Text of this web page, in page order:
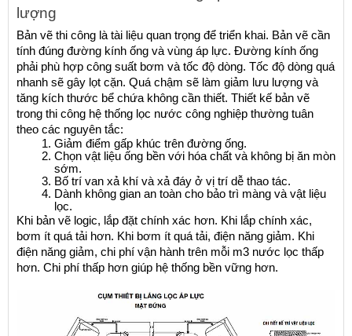
lượng
Bản vẽ thi công là tài liệu quan trọng để triển khai. Bản vẽ cần
tính đúng đường kính ống và vùng áp lực. Đường kính ống
phải phù hợp công suất bơm và tốc độ dòng. Tốc độ dòng quá
nhanh sẽ gây lọt cặn. Quá chậm sẽ làm giảm lưu lượng và
tăng kích thước bể chứa không cần thiết. Thiết kế bản vẽ
trong thi công hệ thống lọc nước công nghiệp thường tuân
theo các nguyên tắc:
Giảm điểm gấp khúc trên đường ống.
Chọn vật liệu ống bền với hóa chất và không bị ăn mòn
sớm.
Bố trí van xả khí và xả đáy ở vị trí dễ thao tác.
Dành không gian an toàn cho bảo trì màng và vật liệu
lọc.
Khi bản vẽ logic, lắp đặt chính xác hơn. Khi lắp chính xác,
bơm ít quá tải hơn. Khi bơm ít quá tải, điện năng giảm. Khi
điện năng giảm, chi phí vận hành trên mỗi m3 nước lọc thấp
hơn. Chi phí thấp hơn giúp hệ thống bền vững hơn.